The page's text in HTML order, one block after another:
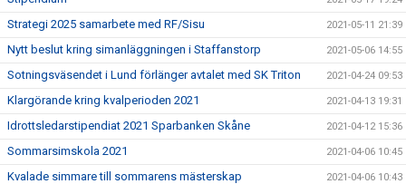
Strategi 2025 samarbete med RF/Sisu 2021-05-11 21:39
Nytt beslut kring simanläggningen i Staffanstorp 2021-05-06 14:55
Sotningsväsendet i Lund förlänger avtalet med SK Triton 2021-04-24 09:53
Klargörande kring kvalperioden 2021 2021-04-13 19:31
Idrottsledarstipendiat 2021 Sparbanken Skåne 2021-04-12 15:36
Sommarsimskola 2021 2021-04-06 10:45
Kvalade simmare till sommarens mästerskap 2021-04-06 10:43